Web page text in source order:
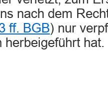
nach dem
ff. BGB) nur
hat.